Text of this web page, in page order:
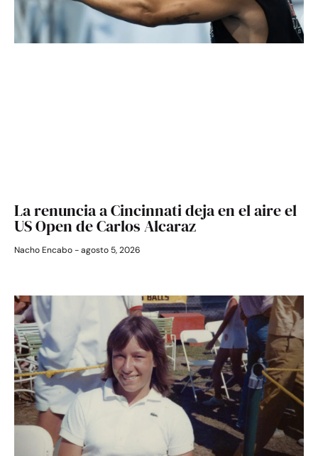
La renuncia a Cincinnati deja en el aire el
US Open de Carlos Alcaraz
Nacho Encabo agosto 5, 2026